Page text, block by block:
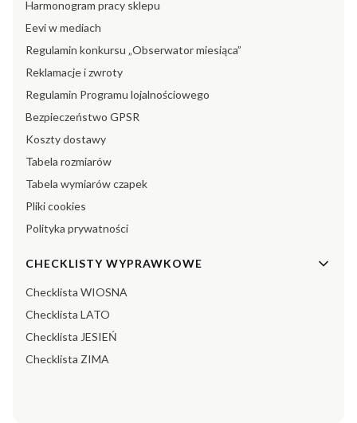
Harmonogram pracy sklepu
Eevi w mediach
Regulamin konkursu „Obserwator miesiąca”
Reklamacje i zwroty
Regulamin Programu lojalnościowego
Bezpieczeństwo GPSR
Koszty dostawy
Tabela rozmiarów
Tabela wymiarów czapek
Pliki cookies
Polityka prywatności
CHECKLISTY WYPRAWKOWE
Checklista WIOSNA
Checklista LATO
Checklista JESIEŃ
Checklista ZIMA